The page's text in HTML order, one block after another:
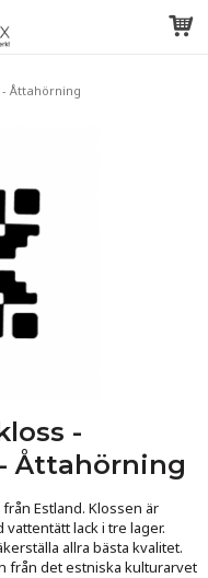
Åttahörning
-
Åttahörning
Estland. Klossen är
lack i tre lager.
allra bästa kvalitet.
från det estniska kulturarvet